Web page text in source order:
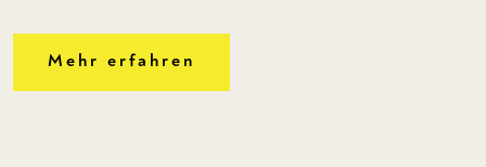
Mehr erfahren